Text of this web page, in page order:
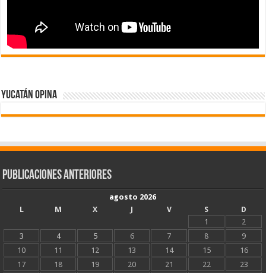
Yucatán Opina
Publicaciones Anteriores
agosto 2026
L
M X J V S
D
1
2
3
4 5 6 7 8
9
10
11 12 13 14 15
16
17
18 19 20 21 22
23